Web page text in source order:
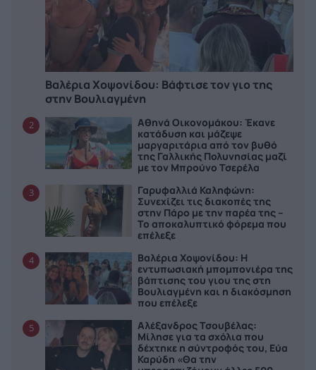
Βαλέρια Χοψονίδου: Bάφτισε τον γιο της
στην Βουλιαγμένη
2
Αθηνά Οικονομάκου: Έκανε
κατάδυση και μάζεψε
μαργαριτάρια από τον βυθό
της Γαλλικής Πολυνησίας μαζί
με τον Μπρούνο Τσερέλα
3
Γαρυφαλλιά Καληφώνη:
Συνεχίζει τις διακοπές της
στην Πάρο με την παρέα της –
Το αποκαλυπτικό φόρεμα που
επέλεξε
4
Βαλέρια Χοψονίδου: Η
εντυπωσιακή μπομπονιέρα της
βάπτισης του γιου της στη
Βουλιαγμένη και η διακόσμηση
που επέλεξε
5
Αλέξανδρος Τσουβέλας:
Μίλησε για τα σχόλια που
δέχτηκε η σύντροφός του, Εύα
Καρύδη «Θα την